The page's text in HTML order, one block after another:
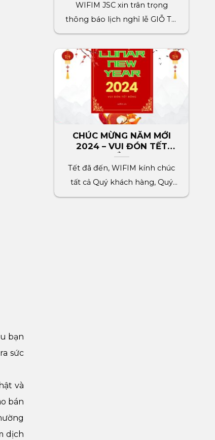
bạn
sức
và
bán
dịch
WIFIM JSC xin trân trọng
thông báo lịch nghỉ lễ GIỖ TỔ
HÙNG VƯƠNG đến[...]
CHÚC MỪNG NĂM MỚI
2024 – VUI ĐÓN TẾT
RỒNG
Tết đã đến, WIFIM kính chúc
tất cả Quý khách hàng, Quý
đối tác, toàn[...]